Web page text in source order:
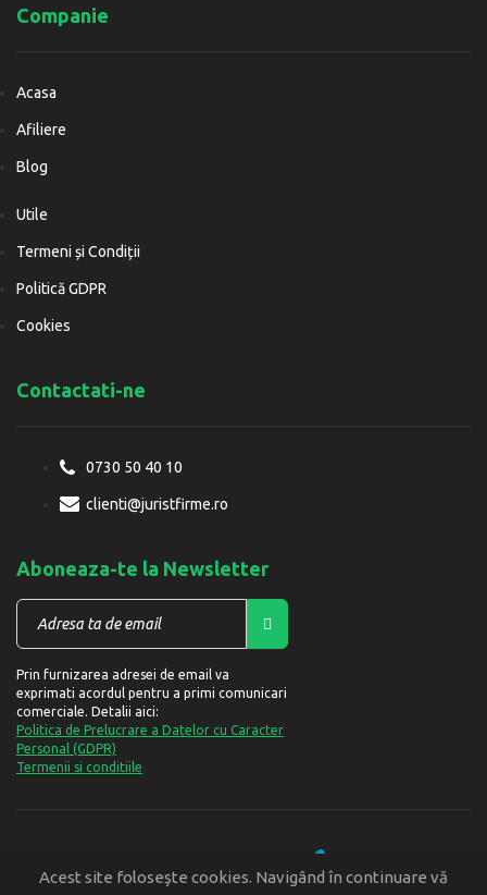
Companie
Acasa
Afiliere
Blog
Utile
Termeni și Condiții
Politică GDPR
Cookies
Contactati-ne
0730 50 40 10
clienti@juristfirme.ro
Aboneaza-te la Newsletter
Prin furnizarea adresei de email va
exprimati acordul pentru a primi comunicari
comerciale. Detalii aici:
Politica de Prelucrare a Datelor cu Caracter
Personal (GDPR)
Termenii si conditiile
Acest site foloseşte cookies. Navigând în continuare vă